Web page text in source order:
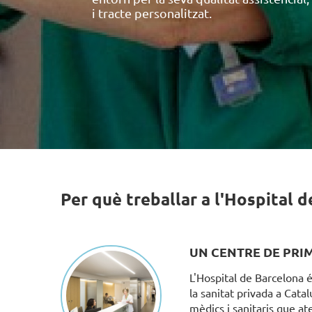
i tracte personalitzat.
Per què treballar a l'Hospital
UN CENTRE DE
L'Hospital de Barcelona
la sanitat privada a
mèdics i sanitaris que